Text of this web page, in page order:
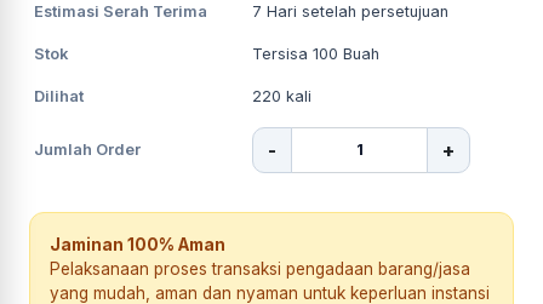
Estimasi Serah Terima 7 Hari setelah persetujuan
Stok Tersisa 100 Buah
Dilihat 220 kali
Jumlah Order - +
Jaminan 100% Aman
Pelaksanaan proses transaksi pengadaan barang/jasa
yang mudah, aman dan nyaman untuk keperluan instansi